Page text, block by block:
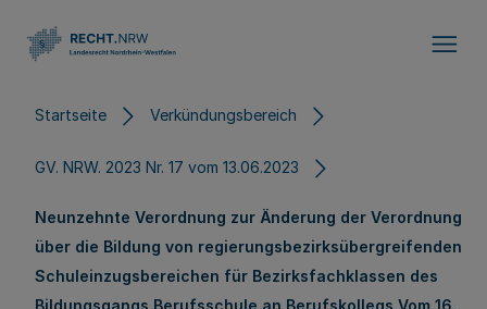
Startseite Verkündungsbereich
GV. NRW. 2023 Nr. 17 vom 13.06.2023
Neunzehnte Verordnung zur Änderung der Verordnung
über die Bildung von regierungsbezirksübergreifenden
Schuleinzugsbereichen für Bezirksfachklassen des
Bildungsgangs Berufsschule an Berufskollegs Vom 16.